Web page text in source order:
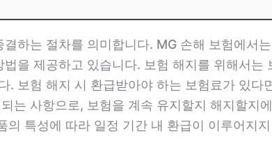
하는 절차를 의미합니다. MG 손해 보험에서
을 제공하고 있습니다. 보험 해지를 위해서는
. 보험 해지 시 환급받아야 하는 보험료가 있다
는 사항으로, 보험을 계속 유지할지 해지할지
의 특성에 따라 일정 기간 내 환급이 이루어지